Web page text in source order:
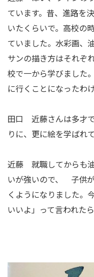
ています。昔、進路を
いたくらいで。高校の
ていました。水彩画、
サンの描き方はそれぞ
校で一から学びました
に行くことになったわ
田口 近藤さんは多才
りに、更に絵を学ばれ
近藤 就職してからも
いが強いので、 子供
くようになりました。
いいよ」って言われた